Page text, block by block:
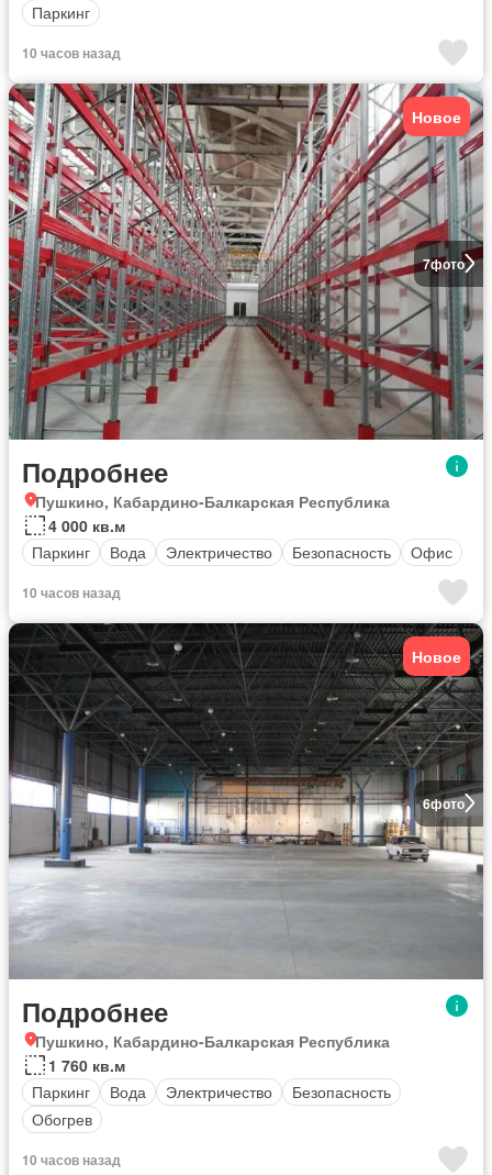
Паркинг
10 часов назад
7фото
Новое
Подробнее
Пушкино, Кабардино-Балкарская Республика
4 000 кв.м
Паркинг
Вода Электричество Безопасность Офис
10 часов назад
6фото
Новое
Подробнее
Пушкино, Кабардино-Балкарская Республика
1 760 кв.м
Паркинг
Вода Электричество
Безопасность
Обогрев
10 часов назад